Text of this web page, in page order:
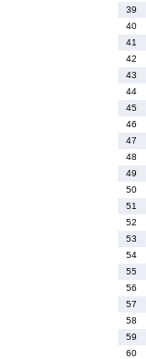
39
40
41
42
43
44
45
46
47
48
49
50
51
52
53
54
55
56
57
58
59
60